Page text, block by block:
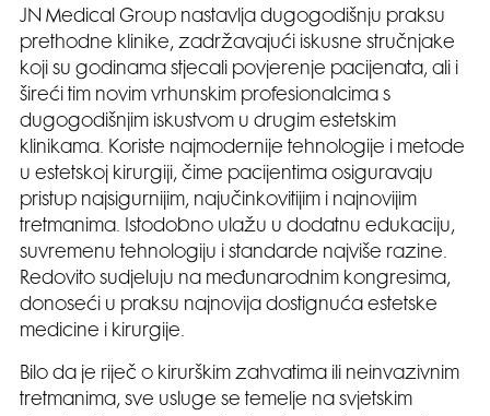
JN Medical Group nastavlja dugogodišnju praksu
prethodne klinike, zadržavajući iskusne stručnjake
koji su godinama stjecali povjerenje pacijenata, ali i
šireći tim novim vrhunskim profesionalcima s
dugogodišnjim iskustvom u drugim estetskim
klinikama. Koriste najmodernije tehnologije i metode
u estetskoj kirurgiji, čime pacijentima osiguravaju
pristup najsigurnijim, najučinkovitijim i najnovijim
tretmanima. Istodobno ulažu u dodatnu edukaciju,
suvremenu tehnologiju i standarde najviše razine.
Redovito sudjeluju na međunarodnim kongresima,
donoseći u praksu najnovija dostignuća estetske
medicine i kirurgije.
Bilo da je riječ o kirurškim zahvatima ili neinvazivnim
tretmanima, sve usluge se temelje na svjetskim